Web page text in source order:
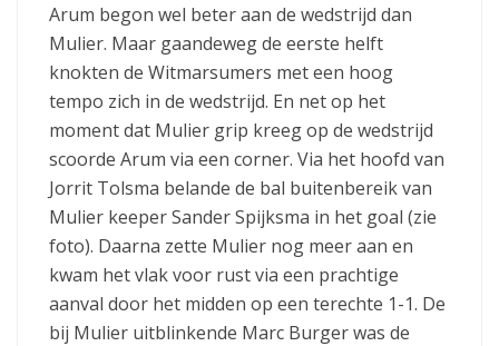
Arum begon wel beter aan de wedstrijd dan
Mulier. Maar gaandeweg de eerste helft
knokten de Witmarsumers met een hoog
tempo zich in de wedstrijd. En net op het
moment dat Mulier grip kreeg op de wedstrijd
scoorde Arum via een corner. Via het hoofd van
Jorrit Tolsma belande de bal buitenbereik van
Mulier keeper Sander Spijksma in het goal (zie
foto). Daarna zette Mulier nog meer aan en
kwam het vlak voor rust via een prachtige
aanval door het midden op een terechte 1-1. De
bij Mulier uitblinkende Marc Burger was de